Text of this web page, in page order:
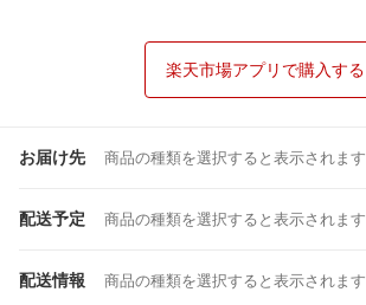
楽天市場アプリで購入する
お届け先 商品の種類を選択すると表示されます
配送予定 商品の種類を選択すると表示されます
配送情報 商品の種類を選択すると表示されます